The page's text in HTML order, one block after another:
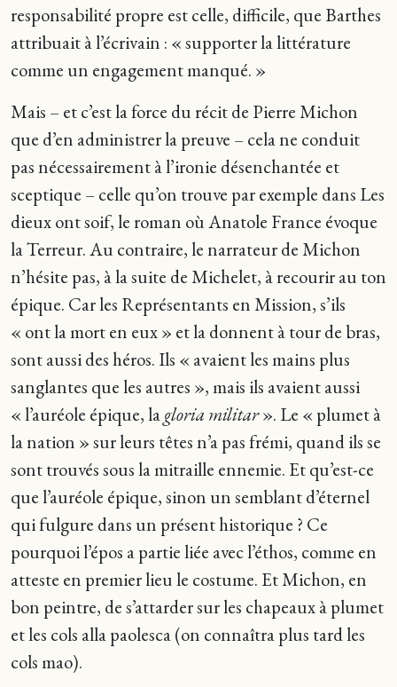
responsabilité propre est celle, difficile, que Barthes
attribuait à l’écrivain : « supporter la littérature
comme un engagement manqué. »
Mais – et c’est la force du récit de Pierre Michon
que d’en administrer la preuve – cela ne conduit
pas nécessairement à l’ironie désenchantée et
sceptique – celle qu’on trouve par exemple dans Les
dieux ont soif, le roman où Anatole France évoque
la Terreur. Au contraire, le narrateur de Michon
n’hésite pas, à la suite de Michelet, à recourir au ton
épique. Car les Représentants en Mission, s’ils
« ont la mort en eux » et la donnent à tour de bras,
sont aussi des héros. Ils « avaient les mains plus
sanglantes que les autres », mais ils avaient aussi
« l’auréole épique, lagloria militar». Le « plumet à
la nation » sur leurs têtes n’a pas frémi, quand ils se
sont trouvés sous la mitraille ennemie. Et qu’est-ce
que l’auréole épique, sinon un semblant d’éternel
qui fulgure dans un présent historique ? Ce
pourquoi l’épos a partie liée avec l’éthos, comme en
atteste en premier lieu le costume. Et Michon, en
bon peintre, de s’attarder sur les chapeaux à plumet
et les cols alla paolesca (on connaîtra plus tard les
cols mao).